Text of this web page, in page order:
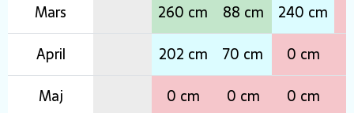
Mars
260 cm 88 cm 240 cm
April
202 cm 70 cm 0 cm
Maj
0 cm 0 cm 0 cm